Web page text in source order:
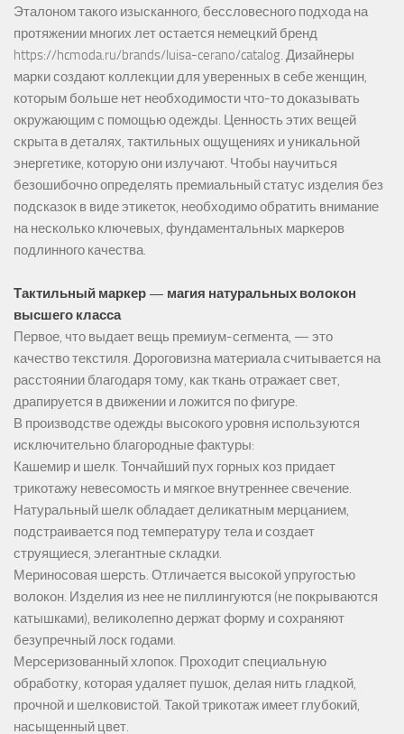
Эталоном такого изысканного, бессловесного подхода на
протяжении многих лет остается немецкий бренд
https://hcmoda.ru/brands/luisa-cerano/catalog. Дизайнеры
марки создают коллекции для уверенных в себе женщин,
которым больше нет необходимости что-то доказывать
окружающим с помощью одежды. Ценность этих вещей
скрыта в деталях, тактильных ощущениях и уникальной
энергетике, которую они излучают. Чтобы научиться
безошибочно определять премиальный статус изделия без
подсказок в виде этикеток, необходимо обратить внимание
на несколько ключевых, фундаментальных маркеров
подлинного качества.
Тактильный маркер — магия натуральных волокон
высшего класса
Первое, что выдает вещь премиум-сегмента, — это
качество текстиля. Дороговизна материала считывается на
расстоянии благодаря тому, как ткань отражает свет,
драпируется в движении и ложится по фигуре.
В производстве одежды высокого уровня используются
исключительно благородные фактуры:
Кашемир и шелк. Тончайший пух горных коз придает
трикотажу невесомость и мягкое внутреннее свечение.
Натуральный шелк обладает деликатным мерцанием,
подстраивается под температуру тела и создает
струящиеся, элегантные складки.
Мериносовая шерсть. Отличается высокой упругостью
волокон. Изделия из нее не пиллингуются (не покрываются
катышками), великолепно держат форму и сохраняют
безупречный лоск годами.
Мерсеризованный хлопок. Проходит специальную
обработку, которая удаляет пушок, делая нить гладкой,
прочной и шелковистой. Такой трикотаж имеет глубокий,
насыщенный цвет.